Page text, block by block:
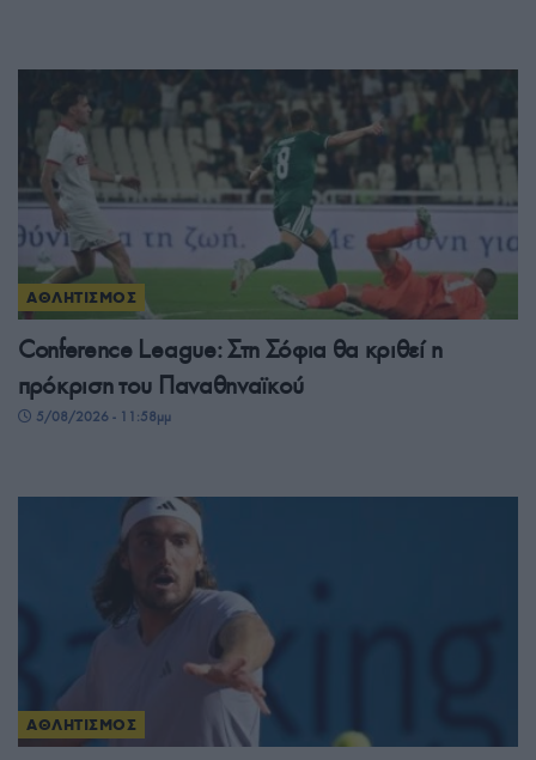
ΑΘΛΗΤΙΣΜΟΣ
Conference League: Στη Σόφια θα κριθεί η
πρόκριση του Παναθηναϊκού
5/08/2026 - 11:58μμ
ΑΘΛΗΤΙΣΜΟΣ